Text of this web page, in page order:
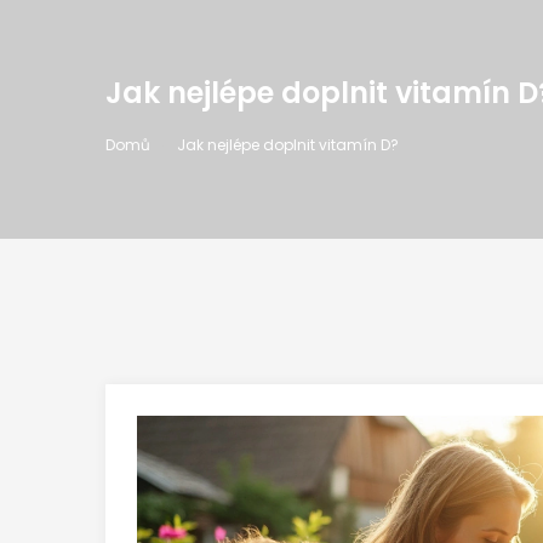
Jak nejlépe doplnit vitamín
Domů Jak nejlépe doplnit vitamín D?